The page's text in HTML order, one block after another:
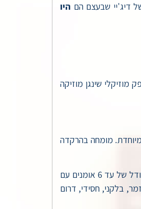
דיג'יי שבעצם הם היו
שינגן מוזיקה
מומחה בהרקדה
– האמת היא שגם נגן בודד עונה לתקן של הרכב מוזיקלי: כנר, נגנית נבל, סקסופוניסט, פסנתרן ועוד. לרוב, הרכב בגודל של עד 6 אומנים עם
בלקני, חסידי, דרום